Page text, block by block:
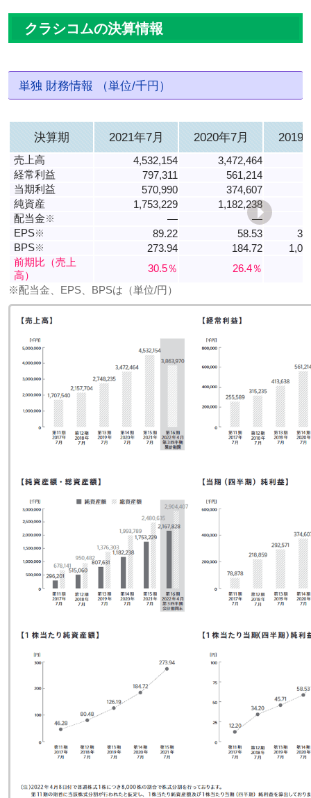
クラシコムの決算情報
単独 財務情報 （単位/千円）
決算期 2021年7月 2020年7月 2019
売上高 4,532,154 3,472,464
経常利益
797,311
561,214
当期利益
570,990
374,607
純資産
1,753,229
1,182,238
配当金※ ―
―
EPS※ 89.22 58.53
BPS※ 273.94 184.72
前期比（売上
高）
30.5％
26.4％
※配当金、EPS、BPSは（単位/円）